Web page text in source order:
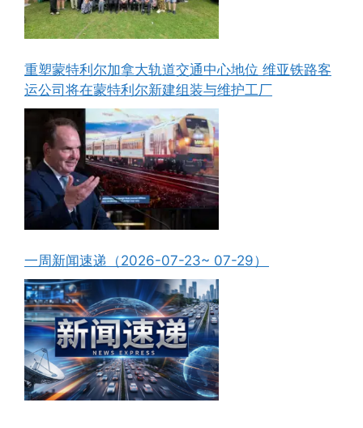
重塑蒙特利尔加拿大轨道交通中心地位 维亚铁路客
运公司将在蒙特利尔新建组装与维护工厂
一周新闻速递（2026-07-23~ 07-29）